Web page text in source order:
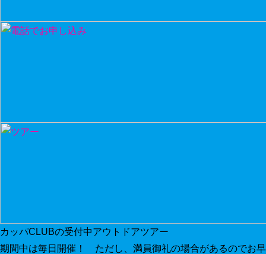
カッパCLUBの受付中アウトドアツアー
期間中は毎日開催！ ただし、満員御礼の場合があるのでお早